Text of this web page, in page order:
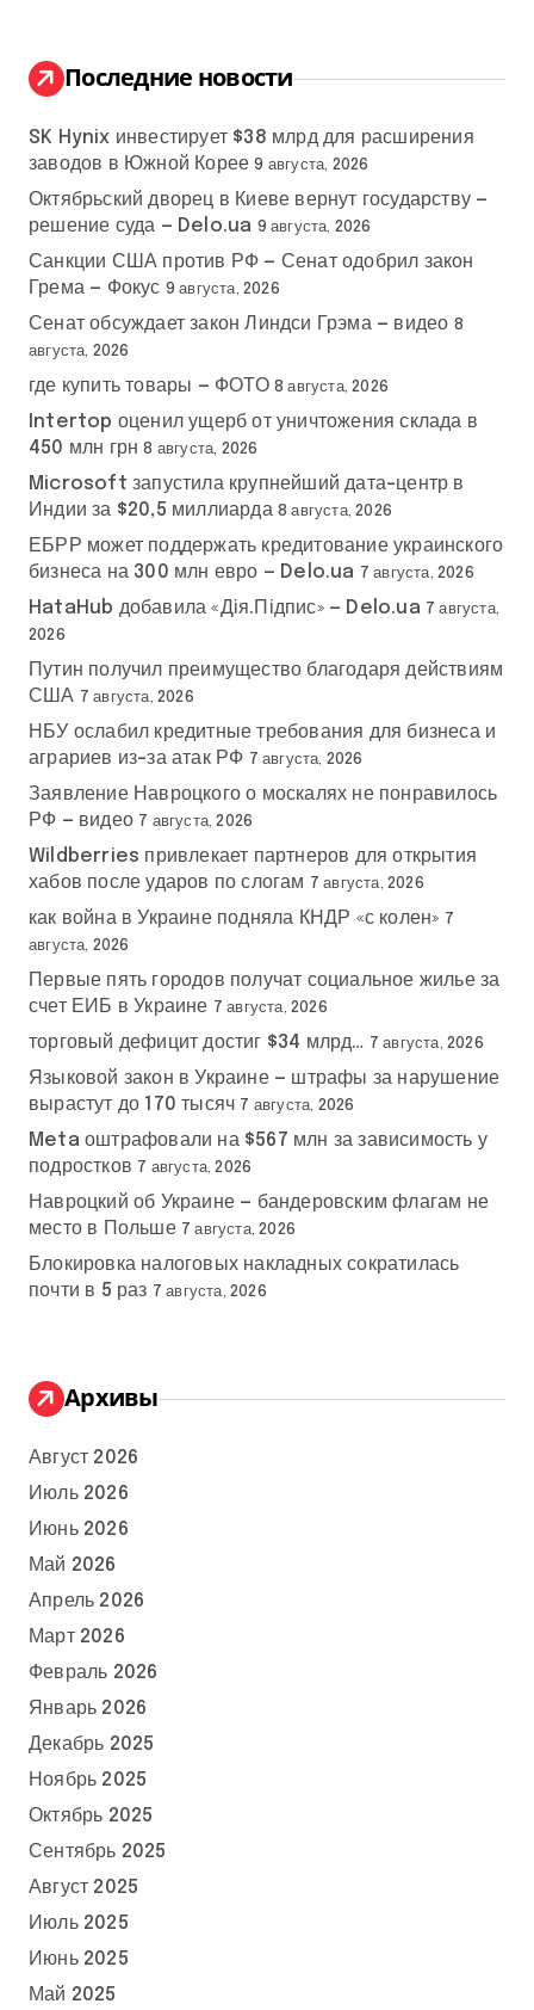
:
Последние новости
SK Hynix инвестирует $38 млрд для расширения
заводов в Южной Корее 9 августа, 2026
Октябрьский дворец в Киеве вернут государству —
решение суда — Delo.ua 9 августа, 2026
Санкции США против РФ — Сенат одобрил закон
Грема — Фокус 9 августа, 2026
Сенат обсуждает закон Линдси Грэма — видео 8
августа, 2026
где купить товары — ФОТО 8 августа, 2026
Intertop оценил ущерб от уничтожения склада в
450 млн грн 8 августа, 2026
Microsoft запустила крупнейший дата-центр в
Индии за $20,5 миллиарда 8 августа, 2026
ЕБРР может поддержать кредитование украинского
бизнеса на 300 млн евро — Delo.ua 7 августа, 2026
HataHub добавила «Дія.Підпис» — Delo.ua 7 августа,
2026
Путин получил преимущество благодаря действиям
США 7 августа, 2026
НБУ ослабил кредитные требования для бизнеса и
аграриев из-за атак РФ 7 августа, 2026
Заявление Навроцкого о москалях не понравилось
РФ — видео 7 августа, 2026
Wildberries привлекает партнеров для открытия
хабов после ударов по слогам 7 августа, 2026
как война в Украине подняла КНДР «с колен» 7
августа, 2026
Первые пять городов получат социальное жилье за
счет ЕИБ в Украине 7 августа, 2026
торговый дефицит достиг $34 млрд… 7 августа, 2026
Языковой закон в Украине — штрафы за нарушение
вырастут до 170 тысяч 7 августа, 2026
Meta оштрафовали на $567 млн за зависимость у
подростков 7 августа, 2026
Навроцкий об Украине — бандеровским флагам не
место в Польше 7 августа, 2026
Блокировка налоговых накладных сократилась
почти в 5 раз 7 августа, 2026
Архивы
Август 2026
Июль 2026
Июнь 2026
Май 2026
Апрель 2026
Март 2026
Февраль 2026
Январь 2026
Декабрь 2025
Ноябрь 2025
Октябрь 2025
Сентябрь 2025
Август 2025
Июль 2025
Июнь 2025
Май 2025